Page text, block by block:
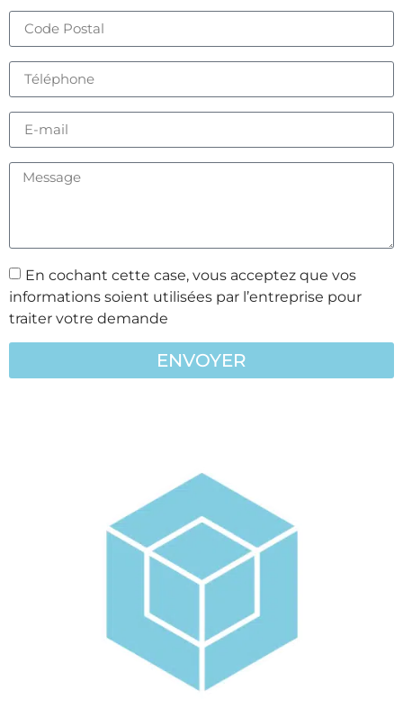
En cochant cette case, vous acceptez que vos
informations soient utilisées par l’entreprise pour
traiter votre demande
ENVOYER